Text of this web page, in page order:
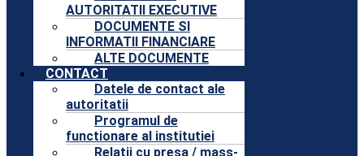
AUTORITATII EXECUTIVE
DOCUMENTE SI
INFORMATII FINANCIARE
ALTE DOCUMENTE
CONTACT
Datele de contact ale
autoritatii
Programul de
functionare al institutiei
Relatii cu presa / mass-